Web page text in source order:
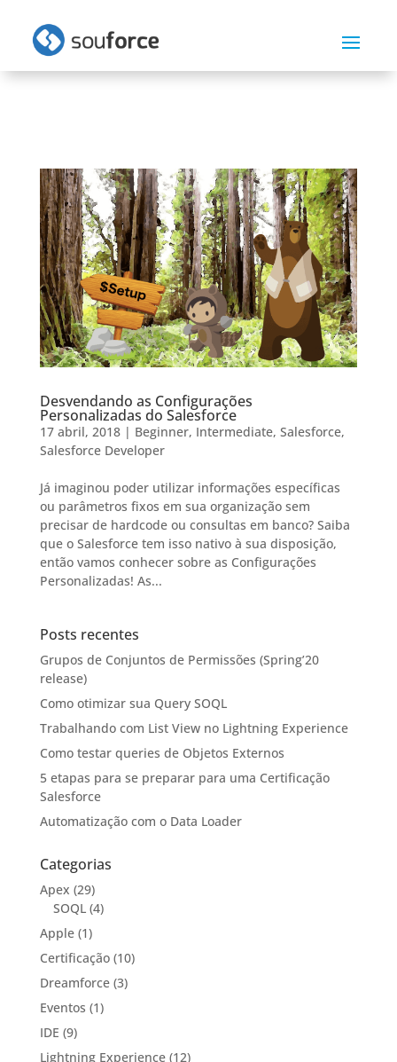
Desvendando as Configurações
Personalizadas do Salesforce
17 abril, 2018| Beginner, Intermediate, Salesforce,
Salesforce Developer
Já imaginou poder utilizar informações específicas
ou parâmetros fixos em sua organização sem
precisar de hardcode ou consultas em banco? Saiba
que o Salesforce tem isso nativo à sua disposição,
então vamos conhecer sobre as Configurações
Personalizadas! As...
Posts recentes
Grupos de Conjuntos de Permissões (Spring’20
release)
Como otimizar sua Query SOQL
Trabalhando com List View no Lightning Experience
Como testar queries de Objetos Externos
5 etapas para se preparar para uma Certificação
Salesforce
Automatização com o Data Loader
Categorias
Apex (29)
SOQL(4)
Apple(1)
Certificação(10)
Dreamforce(3)
Eventos (1)
IDE (9)
Lightning Experience(12)